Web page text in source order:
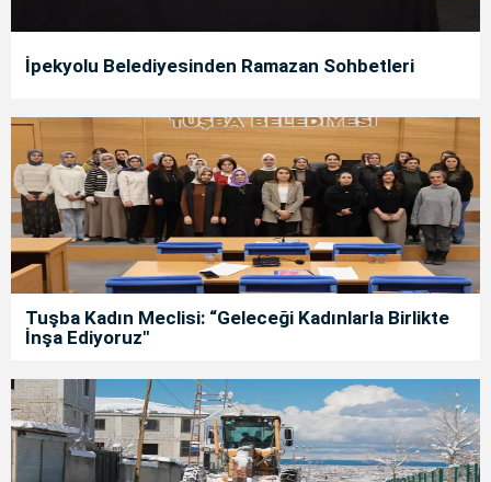
İpekyolu Belediyesinden Ramazan Sohbetleri
Tuşba Kadın Meclisi: “Geleceği Kadınlarla Birlikte
İnşa Ediyoruz"